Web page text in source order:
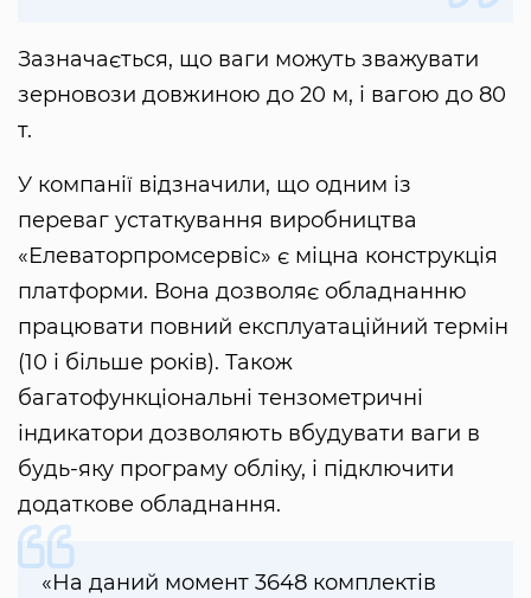
Зазначається, що ваги можуть зважувати
зерновози довжиною до 20 м, і вагою до 80
т.
У компанії відзначили, що одним із
переваг устаткування виробництва
«Елеваторпромсервіс» є міцна конструкція
платформи. Вона дозволяє обладнанню
працювати повний експлуатаційний термін
(10 і більше років). Також
багатофункціональні тензометричні
індикатори дозволяють вбудувати ваги в
будь-яку програму обліку, і підключити
додаткове обладнання.
«На даний момент 3648 комплектів